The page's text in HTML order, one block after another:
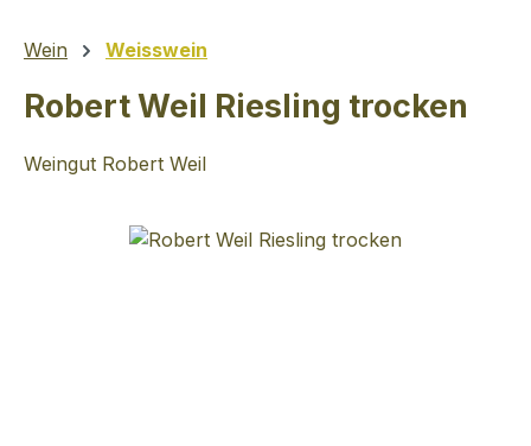
Wein Weisswein
Robert Weil Riesling trocken
Weingut Robert Weil
Bildergalerie überspringen